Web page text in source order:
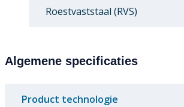
Roestvaststaal (RVS)
Algemene specificaties
Product technologie